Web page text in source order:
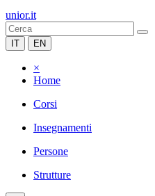
unior.it
IT EN
×
Home
Corsi
Insegnamenti
Persone
Strutture